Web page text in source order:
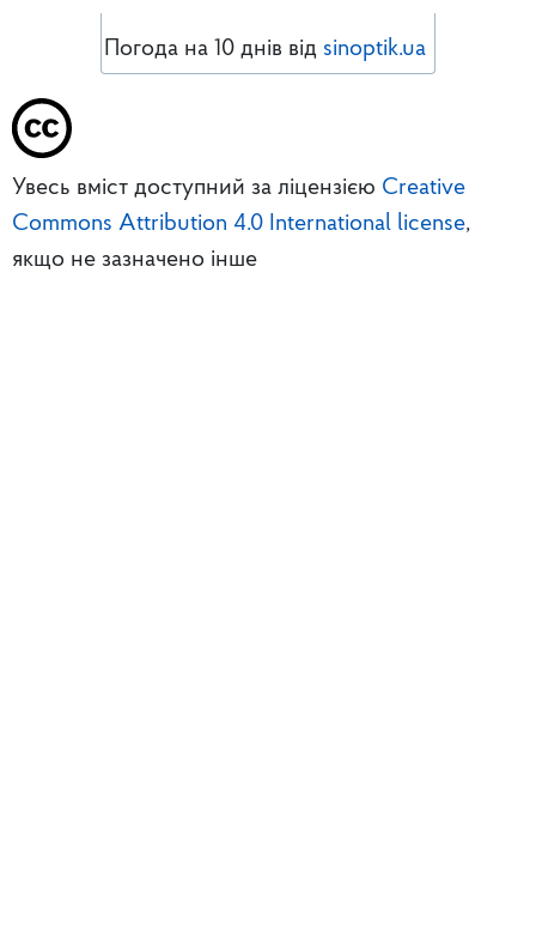
Погода на 10 днів від sinoptik.ua
Увесь вміст доступний за ліцензією Creative
Commons Attribution 4.0 International license,
якщо не зазначено інше